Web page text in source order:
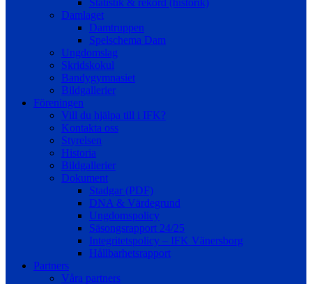
Statistik & rekord (historik)
Damlaget
Damtruppen
Spelschema Dam
Ungdomslag
Skridskokul
Bandygymnasiet
Bildgallerier
Föreningen
Vill du hjälpa till i IFK?
Kontakta oss
Styrelsen
Historia
Bildgallerier
Dokument
Stadgar (PDF)
DNA & Värdegrund
Ungdomspolicy
Säsongsrapport 24/25
Integritetspolicy – IFK Vänersborg
Hållbarhetsrapport
Partners
Våra partners